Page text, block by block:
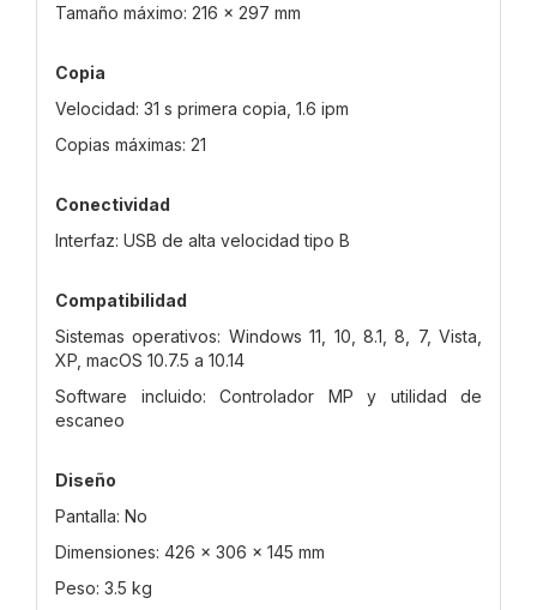
Tamaño máximo: 216 x 297 mm
Copia
Velocidad: 31 s primera copia, 1.6 ipm
Copias máximas: 21
Conectividad
Interfaz: USB de alta velocidad tipo B
Compatibilidad
Sistemas operativos: Windows 11, 10, 8.1, 8, 7, Vista,
XP, macOS 10.7.5 a 10.14
Software incluido: Controlador MP y utilidad de
escaneo
Diseño
Pantalla: No
Dimensiones: 426 x 306 x 145 mm
Peso: 3.5 kg